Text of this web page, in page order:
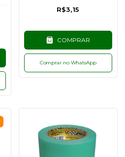
R$3,15
COMPRAR
Comprar no WhatsApp